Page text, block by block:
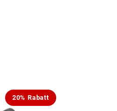
20% Rabatt